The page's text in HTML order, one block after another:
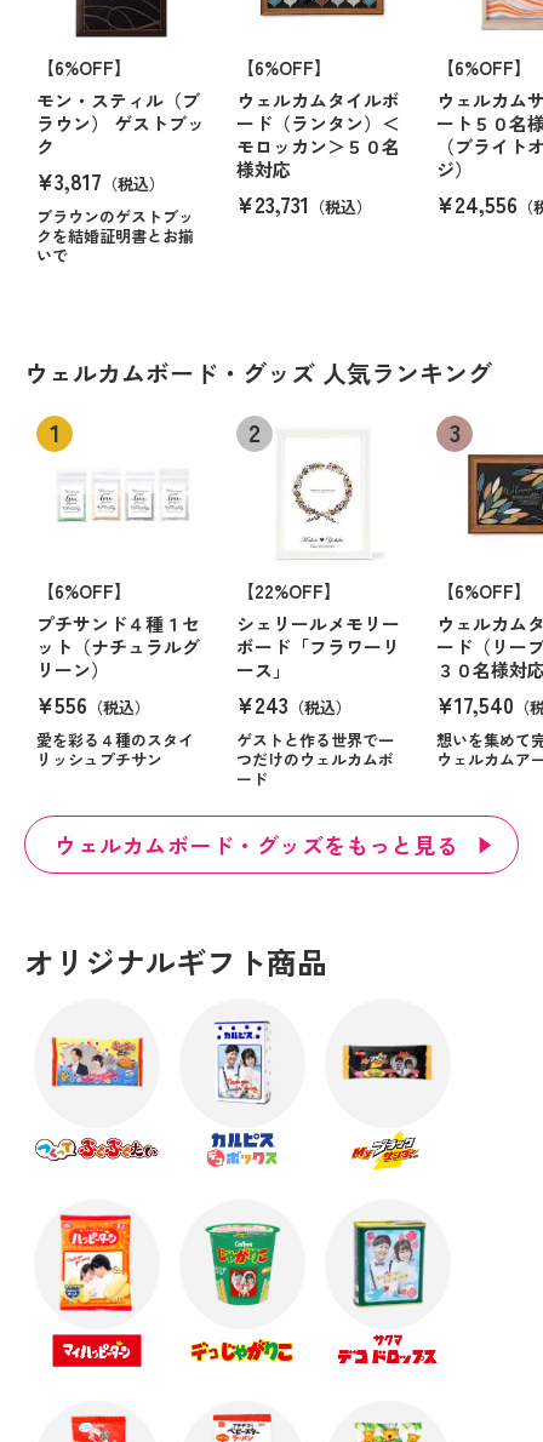
【6%OFF】
モン・スティル（ブ
ラウン） ゲストブッ
ク
¥3,817 （税込）
ブラウンのゲストブッ
クを結婚証明書とお揃
いで
【6%OFF】
ウェルカムタイルボ
ード（ランタン）＜
モロッカン＞５０名
様対応
¥23,731 （税込）
【6%OFF】
ウェルカム
ート５０名
（ブライト
ジ）
¥24,556
ウェルカムボード・グッズ 人気ランキング
【6%OFF】
プチサンド４種１セ
ット（ナチュラルグ
リーン）
¥556 （税込）
愛を彩る４種のスタイ
リッシュプチサン
【22%OFF】
シェリールメモリー
ボード「フラワーリ
ース」
¥243 （税込）
ゲストと作る世界で一
つだけのウェルカムボ
ード
【6%OFF】
ウェルカム
ード（リー
３０名様対
¥17,540 （
想いを集めて
ウェルカムア
ウェルカムボード・グッズをもっと見る
オリジナルギフト商品